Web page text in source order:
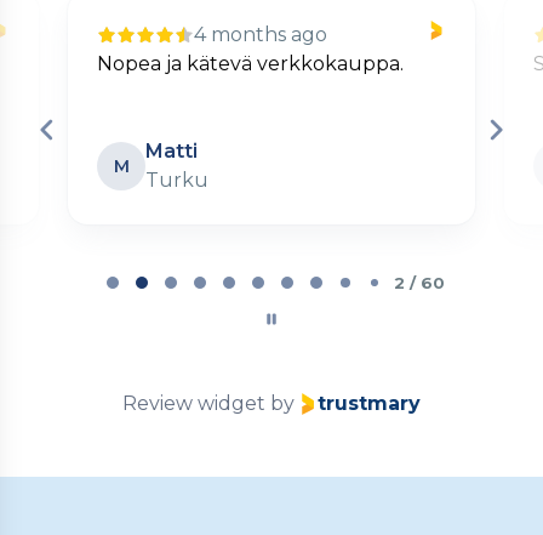
4 months ago
Nopea ja kätevä verkkokauppa.
M
Matti
Turku
2 / 60
Review widget by trustmary